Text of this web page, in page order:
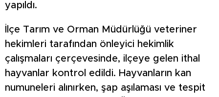
yapıldı.
İlçe Tarım ve Orman Müdürlüğü veteriner
hekimleri tarafından önleyici hekimlik
çalışmaları çerçevesinde, ilçeye gelen ithal
hayvanlar kontrol edildi. Hayvanların kan
numuneleri alınırken, şap aşılaması ve tespit